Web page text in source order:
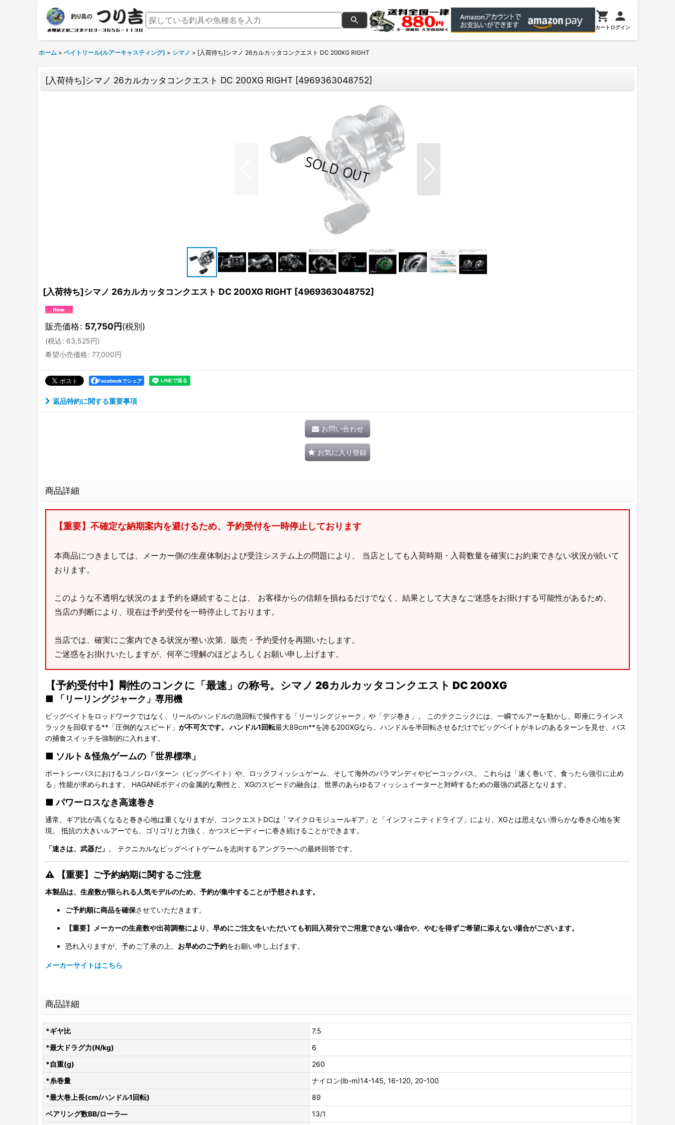
カート ログイン
ホーム > ベイトリール(ルアーキャスティング) > シマノ > [入荷待ち]シマノ 26カルカッタコンクエスト DC 200XG RIGHT
[入荷待ち]シマノ 26カルカッタコンクエスト DC 200XG RIGHT [4969363048752]
[入荷待ち]シマノ 26カルカッタコンクエスト DC 200XG RIGHT [4969363048752]
販売価格: 57,750円(税別)
(税込: 63,525円)
希望小売価格: 77,000円
Facebookでシェア
返品特約に関する重要事項
お問い合わせ
お気に入り登録
商品詳細
【重要】不確定な納期案内を避けるため、予約受付を一時停止しております
本商品につきましては、メーカー側の生産体制および受注システム上の問題により、 当店としても入荷時期・入荷数量を確実にお約束できない状況が続いて
おります。
このような不透明な状況のまま予約を継続することは、 お客様からの信頼を損ねるだけでなく、結果として大きなご迷惑をお掛けする可能性があるため、
当店の判断により、現在は予約受付を一時停止しております。
当店では、確実にご案内できる状況が整い次第、販売・予約受付を再開いたします。
ご迷惑をお掛けいたしますが、何卒ご理解のほどよろしくお願い申し上げます。
【予約受付中】剛性のコンクに「最速」の称号。シマノ 26カルカッタコンクエスト DC 200XG
■ 「リーリングジャーク」専用機
ビッグベイトをロッドワークではなく、リールのハンドルの急回転で操作する「リーリングジャーク」や「デジ巻き」。 このテクニックには、一瞬でルアーを動かし、即座にラインス
ラックを回収する**「圧倒的なスピード」 が不可欠です。 ハンドル1回転最大89cm**を誇る200XGなら、ハンドルを半回転させるだけでビッグベイトがキレのあるターンを見せ、バス
の捕食スイッチを強制的に入れます。
■ ソルト＆怪魚ゲームの「世界標準」
ボートシーバスにおけるコノシロパターン（ビッグベイト）や、ロックフィッシュゲーム、そして海外のバラマンディやピーコックバス。 これらは「速く巻いて、食ったら強引に止め
る」性能が求められます。 HAGANEボディの金属的な剛性と、XGのスピードの融合は、世界のあらゆるフィッシュイーターと対峙するための最強の武器となります。
■パワーロスなき高速巻き
通常、ギア比が高くなると巻き心地は重くなりますが、コンクエストDCは「マイクロモジュールギア」と「インフィニティドライブ」により、XGとは思えない滑らかな巻き心地を実
現。 抵抗の大きいルアーでも、ゴリゴリと力強く、かつスピーディーに巻き続けることができます。
「速さは、武器だ」 。 テクニカルなビッグベイトゲームを志向するアングラーへの最終回答です。
⚠️ 【重要】ご予約納期に関するご注意
本製品は、生産数が限られる人気モデルのため、予約が集中することが予想されます。
ご予約順に商品を確保させていただきます。
【重要】メーカーの生産数や出荷調整により、早めにご注文をいただいても初回入荷分でご用意できない場合や、やむを得ずご希望に添えない場合がございます。
恐れ入りますが、予めご了承の上、 お早めのご予約をお願い申し上げます。
メーカーサイトはこちら
商品詳細
*ギヤ比
7.5
*最大ドラグ力(N/kg)
6
*自重(g)
260
*糸巻量
ナイロン(lb-m)14-145, 16-120, 20-100
*最大巻上長(cm/ハンドル1回転)
89
ベアリング数BB/ローラ―
13/1